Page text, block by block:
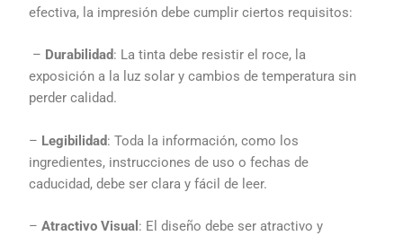
efectiva, la impresión debe cumplir ciertos requisitos:
– Durabilidad: La tinta debe resistir el roce, la
exposición a la luz solar y cambios de temperatura sin
perder calidad.
– Legibilidad: Toda la información, como los
ingredientes, instrucciones de uso o fechas de
caducidad, debe ser clara y fácil de leer.
–Atractivo Visual : El diseño debe ser atractivo y